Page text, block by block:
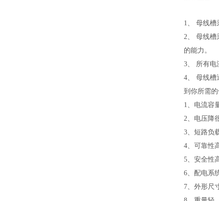
1、 母线
2、 母线槽
的能力。
3、 所有电
4、 母线槽
到你所需
1、电流容
2、电压降
3、短路负
4、可靠性
5、安全性
6、配电系
7、外形尺